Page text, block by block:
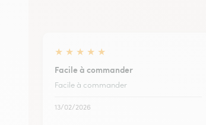
★ ★ ★ ★ ★
Facile à commander
Facile à commander
13/02/2026